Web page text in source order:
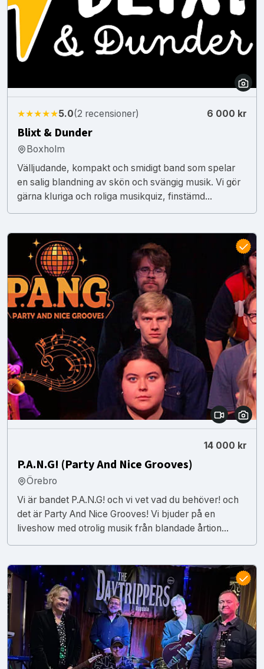
★★★★★5.0(2 recensioner) 6 000 kr
Blixt & Dunder
Boxholm
Välljudande, kompakt och smidigt band som spelar
en salig blandning av skön och svängig musik. Vi gör
gärna kluriga och roliga musikquiz, finstämd...
14 000 kr
P.A.N.G! (Party And Nice Grooves)
Örebro
Vi är bandet P.A.N.G! och vi vet vad du behöver! och
det är Party And Nice Grooves! Vi bjuder på en
liveshow med otrolig musik från blandade årtion...